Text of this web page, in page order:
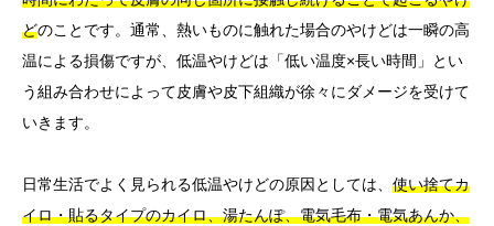
どのことです。通常、熱いものに触れた場合のやけどは一瞬の高
温による損傷ですが、低温やけどは「低い温度×長い時間」とい
う組み合わせによって皮膚や皮下組織が徐々にダメージを受けて
いきます。
日常生活でよく見られる低温やけどの原因としては、 使い捨てカ
イロ・貼るタイプのカイロ、湯たんぽ、電気毛布・電気あんか、